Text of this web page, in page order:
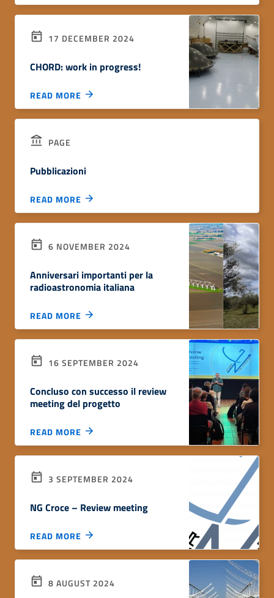
17 DECEMBER 2024
CHORD: work in progress!
READ MORE
PAGE
Pubblicazioni
READ MORE
6 NOVEMBER 2024
Anniversari importanti per la
radioastronomia italiana
READ MORE
16 SEPTEMBER 2024
Concluso con successo il review
meeting del progetto
READ MORE
3 SEPTEMBER 2024
NG Croce – Review meeting
READ MORE
8 AUGUST 2024